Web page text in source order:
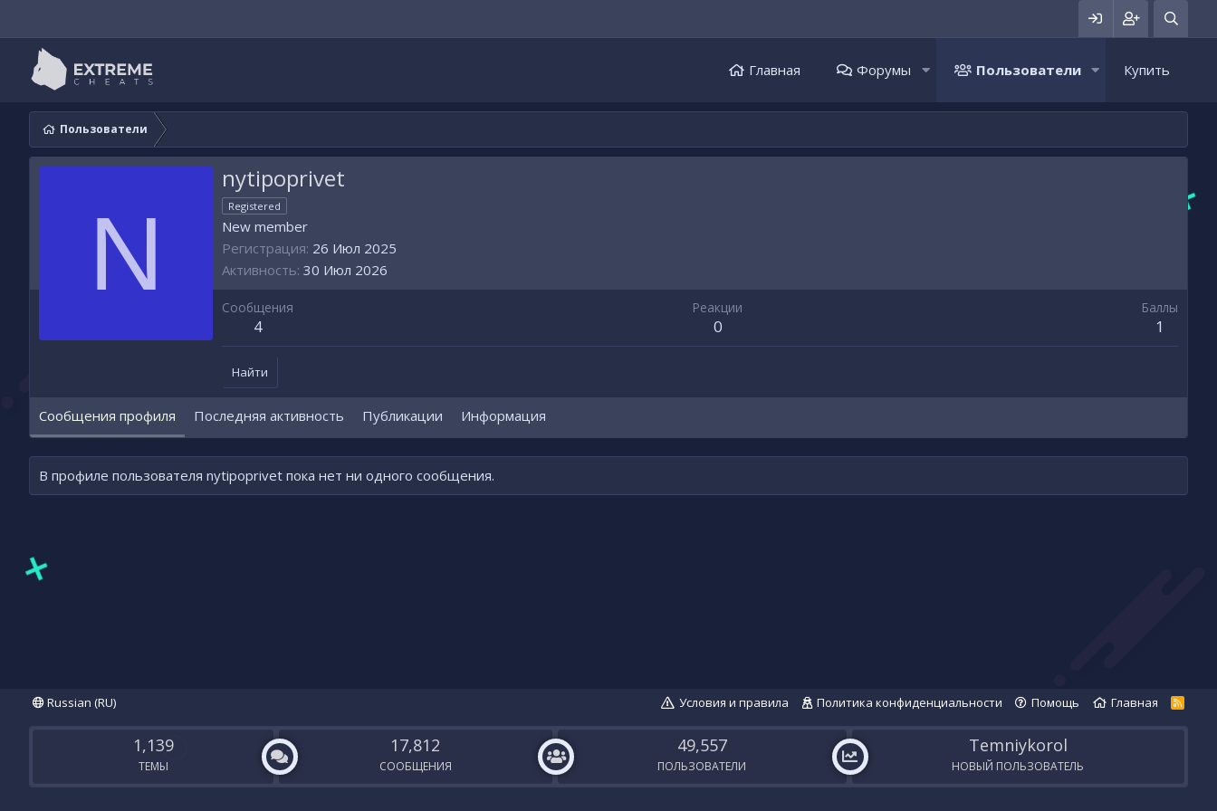
Главная Форумы Пользователи Купить
Пользователи
N
nytipoprivet
Registered
New member
Регистрация 26 Июл 2025
Активность 30 Июл 2026
Сообщения
4
Реакции
0
Баллы
1
Найти
Сообщения профиля Последняя активность Публикации Информация
В профиле пользователя nytipoprivet пока нет ни одного сообщения.
Russian (RU) Условия и правила Политика конфиденциальности Помощь Главная
R
S
1,139
ТЕМЫ
17,812
СООБЩЕНИЯ
49,557
ПОЛЬЗОВАТЕЛИ
Temniykorol
НОВЫЙ ПОЛЬЗОВАТЕЛЬ